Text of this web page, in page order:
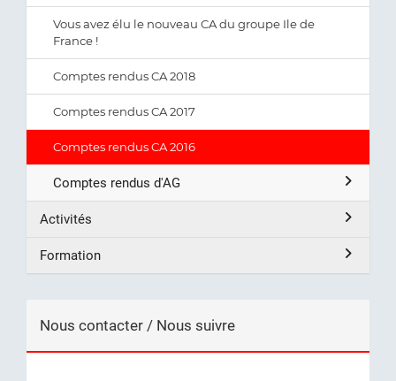
Vous avez élu le nouveau CA du groupe Ile de
France !
Comptes rendus CA 2018
Comptes rendus CA 2017
Comptes rendus CA 2016
Comptes rendus d'AG
Activités
Formation
Nous contacter / Nous suivre